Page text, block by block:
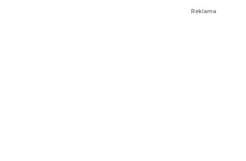
Reklama